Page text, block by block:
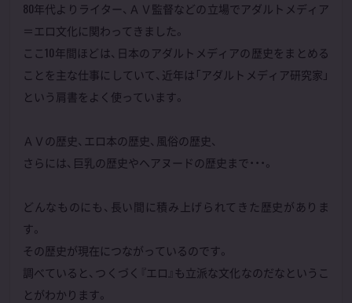
80年代よりライター、ＡＶ監督などの立場でアダルトメディア
＝エロ文化に関わってきました。
ここ10年間ほどは、日本のアダルトメディアの歴史をまとめる
ことを主な仕事にしていて、近年は「アダルトメディア研究家」
という肩書をよく使っています。
ＡＶの歴史、エロ本の歴史、風俗の歴史、
さらには、巨乳の歴史やヘアヌードの歴史まで・・・。
どんなものにも、長い間に積み上げられてきた歴史がありま
す。
その歴史が現在につながっているのです。
調べていると、つくづく『エロ』も立派な文化なのだなというこ
とがわかります。